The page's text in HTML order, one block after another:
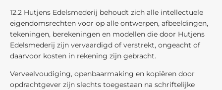
12.2 Hutjens Edelsmederij behoudt zich alle intellectuele
eigendomsrechten voor op alle ontwerpen, afbeeldingen,
tekeningen, berekeningen en modellen die door Hutjens
Edelsmederij zijn vervaardigd of verstrekt, ongeacht of
daarvoor kosten in rekening zijn gebracht.
Verveelvoudiging, openbaarmaking en kopiëren door
opdrachtgever zijn slechts toegestaan na schriftelijke